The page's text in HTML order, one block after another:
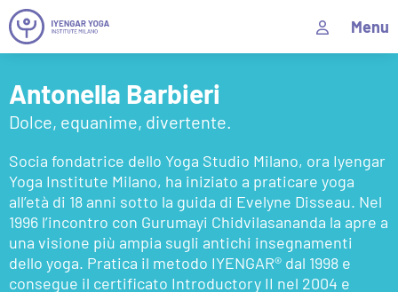
Menu
Antonella Barbieri
Dolce, equanime, divertente.
Socia fondatrice dello Yoga Studio Milano, ora Iyengar
Yoga Institute Milano, ha iniziato a praticare yoga
all’età di 18 anni sotto la guida di Evelyne Disseau. Nel
1996 l’incontro con Gurumayi Chidvilasananda la apre a
una visione più ampia sugli antichi insegnamenti
dello yoga. Pratica il metodo IYENGAR® dal 1998 e
consegue il certificato Introductory II nel 2004 e